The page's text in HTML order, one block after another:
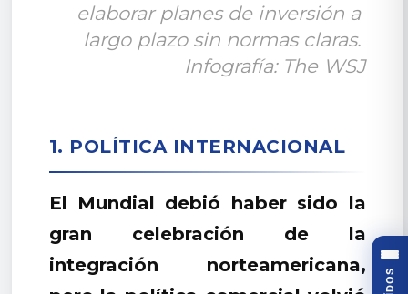
elaborar planes de inversión a
largo plazo sin normas claras.
Infografía: The WSJ
1. POLÍTICA INTERNACIONAL
El Mundial debió haber sido la
gran celebración de la
integración norteamericana,